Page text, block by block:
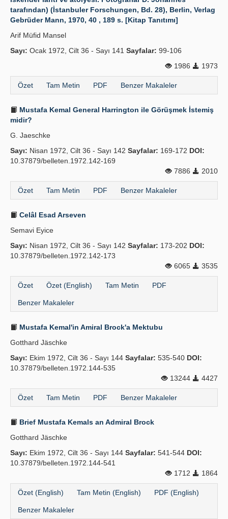
tarafından) (İstanbuler Forschungen, Bd. 28), Berlin, Verlag
Gebrüder Mann, 1970, 40 , 189 s. [Kitap Tanıtımı]
Arif Müfid Mansel
Sayı: Ocak 1972, Cilt 36 - Sayı 141 Sayfalar: 99-106
1986
1973
Özet Tam Metin PDF Benzer Makaleler
Mustafa Kemal General Harrington ile Görüşmek İstemiş
midir?
G. Jaeschke
Sayı: Nisan 1972, Cilt 36 - Sayı 142 Sayfalar: 169-172 DOI:
10.37879/belleten.1972.142-169
7886
2010
Özet Tam Metin PDF Benzer Makaleler
Celâl Esad Arseven
Semavi Eyice
Sayı: Nisan 1972, Cilt 36 - Sayı 142 Sayfalar: 173-202 DOI:
10.37879/belleten.1972.142-173
6065
3535
Özet Özet (English) Tam Metin PDF
Benzer Makaleler
Mustafa Kemal'in Amiral Brock'a Mektubu
Gotthard Jäschke
Sayı: Ekim 1972, Cilt 36 - Sayı 144 Sayfalar: 535-540 DOI:
10.37879/belleten.1972.144-535
13244
4427
Özet Tam Metin PDF Benzer Makaleler
Brief Mustafa Kemals an Admiral Brock
Gotthard Jäschke
Sayı: Ekim 1972, Cilt 36 - Sayı 144 Sayfalar: 541-544 DOI:
10.37879/belleten.1972.144-541
1712
1864
Özet (English) Tam Metin (English) PDF (English)
Benzer Makaleler